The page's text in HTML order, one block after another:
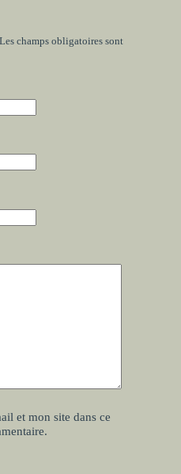
Les champs obligatoires sont
et mon site dans ce